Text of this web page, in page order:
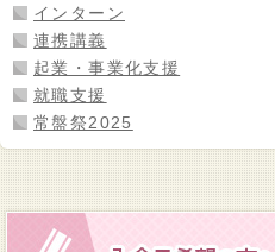
インターン
連携講義
起業・事業化支援
就職支援
常盤祭2025